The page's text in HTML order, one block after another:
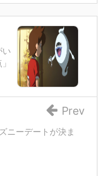
い
ニーデートが決ま
Prev